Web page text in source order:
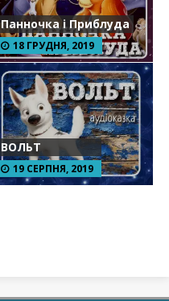
Панночка і Приблуда
18 ГРУДНЯ, 2019
ВОЛЬТ
19 СЕРПНЯ, 2019